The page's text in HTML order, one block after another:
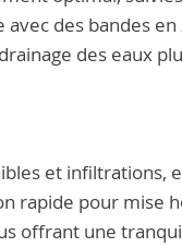
des bandes en
des eaux
et infiltrations,
rapide pour mise
offrant une